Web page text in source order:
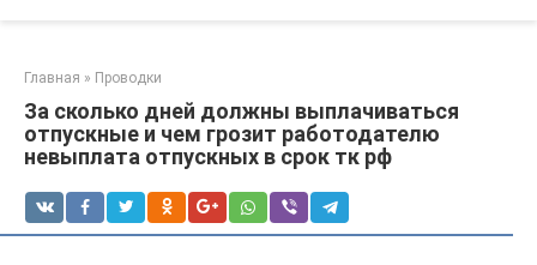
Главная » Проводки
За сколько дней должны выплачиваться
отпускные и чем грозит работодателю
невыплата отпускных в срок тк рф